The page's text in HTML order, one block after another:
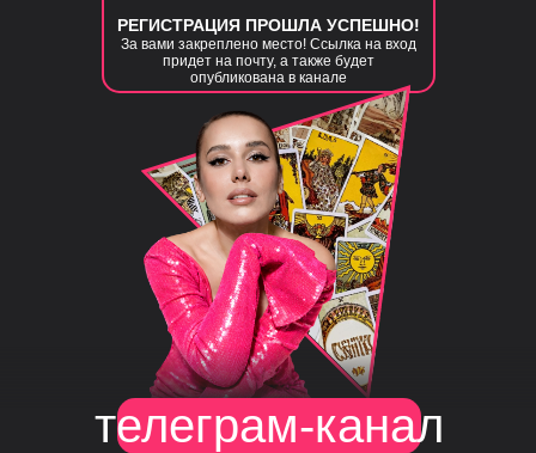
За вами закреплено место! Ссылка на вход
придет на почту, а также будет
опубликована в канале
РЕГИСТРАЦИЯ ПРОШЛА УСПЕШНО!
телеграм-канал